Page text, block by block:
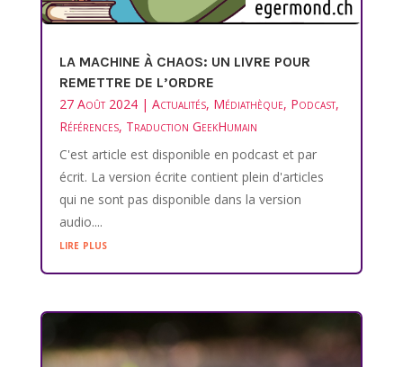
LA MACHINE À CHAOS: UN LIVRE POUR
REMETTRE DE L’ORDRE
27 Août 2024| Actualités, Médiathèque, Podcast,
Références, Traduction GeekHumain
C'est article est disponible en podcast et par
écrit. La version écrite contient plein d'articles
qui ne sont pas disponible dans la version
audio....
lire plus